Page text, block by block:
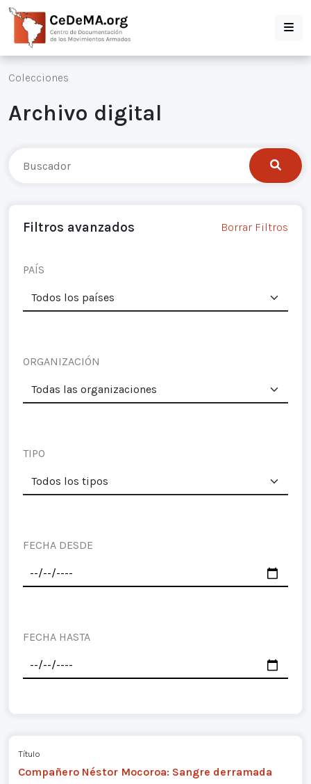
Colecciones
Archivo digital
Filtros avanzados Borrar Filtros
PAÍS
ORGANIZACIÓN
TIPO
FECHA DESDE
FECHA HASTA
Título
Compañero Néstor Mocoroa: Sangre derramada